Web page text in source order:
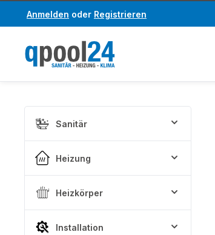
Hauptinhalt springen
Zur Suche springen
Anmelden oder Registrieren
Sanitär
Heizung
Heizkörper
Installation